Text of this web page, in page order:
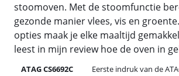
stoomoven. Met de stoomfunctie
gezonde manier vlees, vis en
opties maak je elke maaltijd
leest in mijn review hoe de oven in
ATAG CS6692C Eerste indruk van de